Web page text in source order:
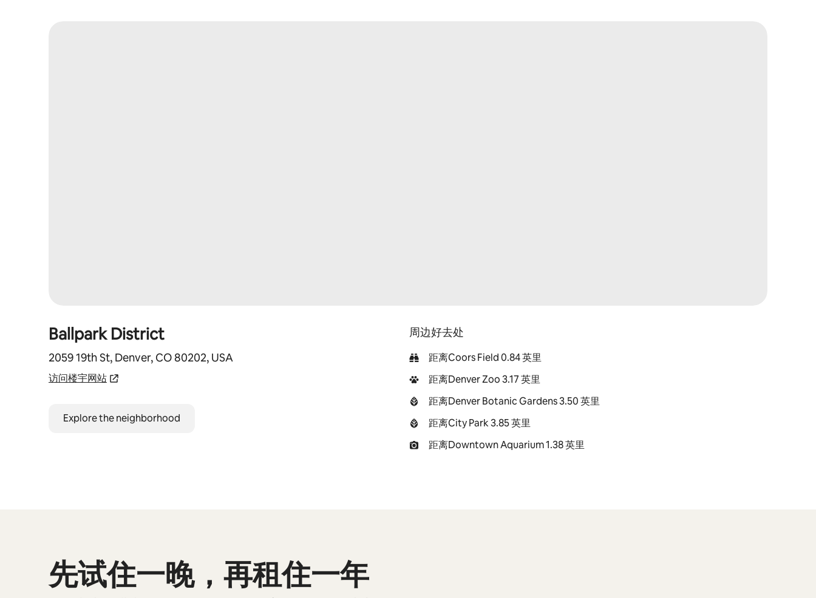
Ballpark District
2059 19th St, Denver, CO 80202, USA
访问楼宇网站
Explore the neighborhood
周边好去处
距离Coors Field 0.84 英里
距离Denver Zoo 3.17 英里
距离Denver Botanic Gardens 3.50 英里
距离City Park 3.85 英里
距离Downtown Aquarium 1.38 英里
先试住一晚，再租住一年
显示 0 项中的 0 项